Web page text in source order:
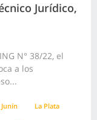
Jurídico,
N° 38/22, el
a los
Junín La Plata